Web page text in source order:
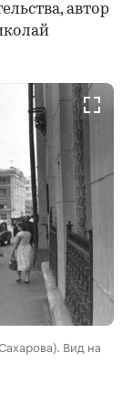
автор
Вид на